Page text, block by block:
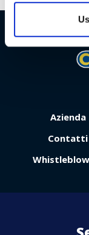
Azienda
Contatti